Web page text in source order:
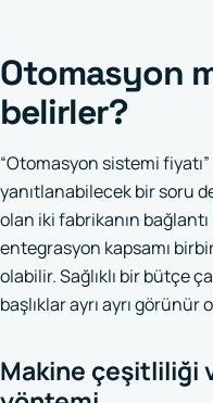
Otomasyon
belirler?
“Otomasyon sistemi
yanıtlanabilecek bir soru
olan iki fabrikanın
entegrasyon kapsamı
olabilir. Sağlıklı bir bütçe
başlıklar ayrı ayrı görünür
Makine çeşitliliği